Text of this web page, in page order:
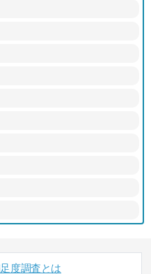
度調査とは